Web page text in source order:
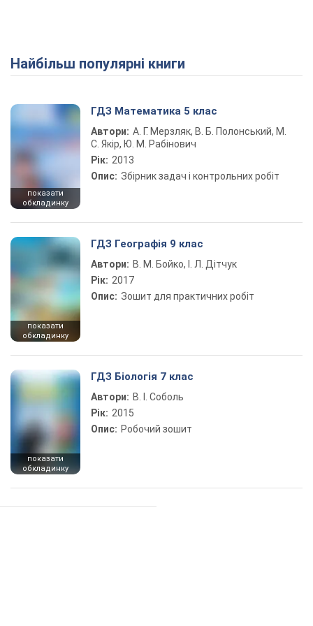
Найбільш популярні книги
показати
обкладинку
ГДЗ Математика 5 клас
Автори: А. Г. Мерзляк, В. Б. Полонський, М.
С. Якір, Ю. М. Рабінович
Рік: 2013
Опис: Збірник задач і контрольних робіт
показати
обкладинку
ГДЗ Географія 9 клас
Автори: В. М. Бойко, І. Л. Дітчук
Рік: 2017
Опис: Зошит для практичних робіт
показати
обкладинку
ГДЗ Біологія 7 клас
Автори: В. І. Соболь
Рік: 2015
Опис: Робочий зошит